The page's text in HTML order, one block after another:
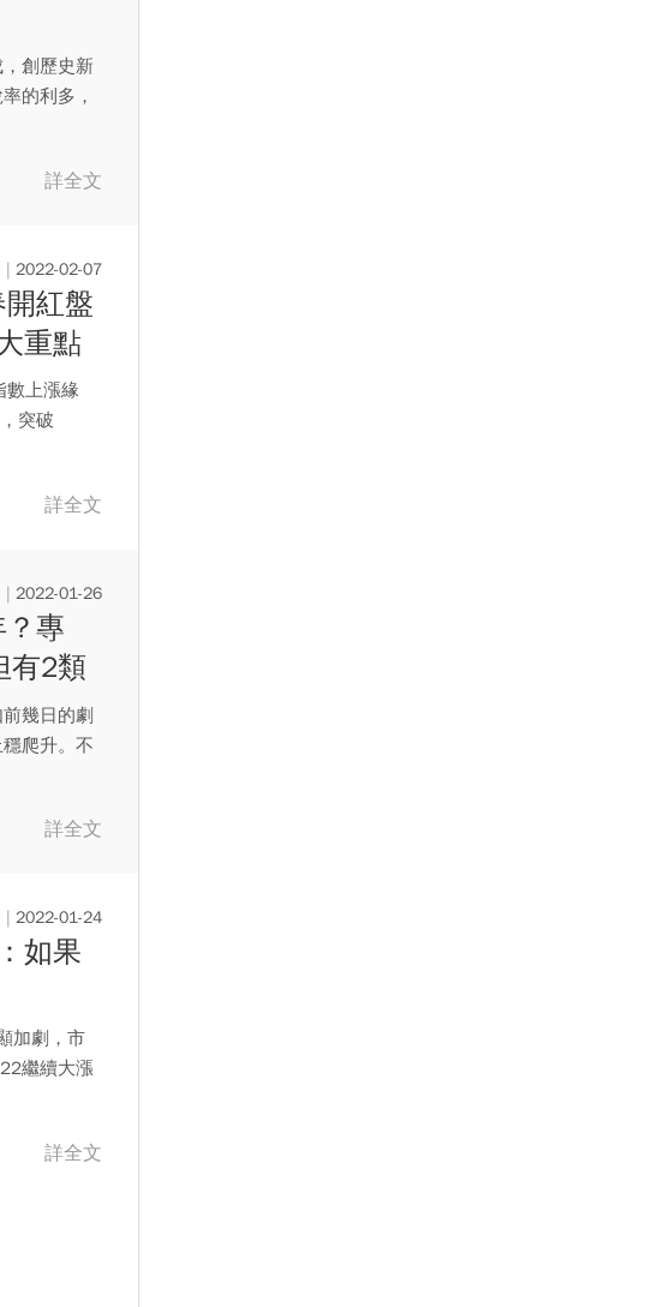
創歷史新
的利多，
詳全文
2022-02-07
紅盤
重點
數上漲緣
突破
詳全文
2022-01-26
專
有2類
幾日的劇
爬升。不
詳全文
2022-01-24
如果
加劇，市
繼續大漲
詳全文